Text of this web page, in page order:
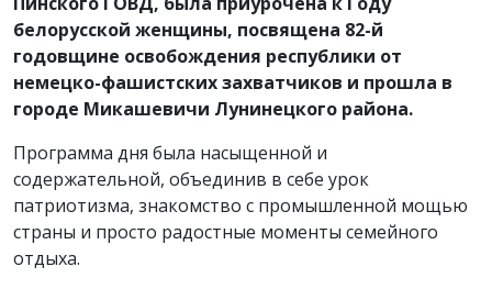
белорусской женщины, посвящена 82-й
годовщине освобождения республики от
немецко-фашистских захватчиков и прошла в
городе Микашевичи Лунинецкого района.
Программа дня была насыщенной и
содержательной, объединив в себе урок
патриотизма, знакомство с промышленной мощью
страны и просто радостные моменты семейного
отдыха.